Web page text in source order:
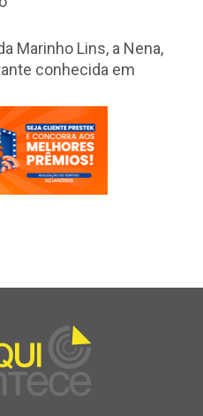
Marinho Lins, a Nena,
conhecida em